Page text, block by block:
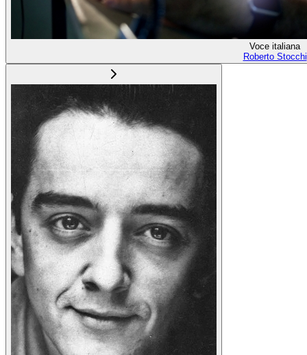
Voce italiana
Roberto Stocchi